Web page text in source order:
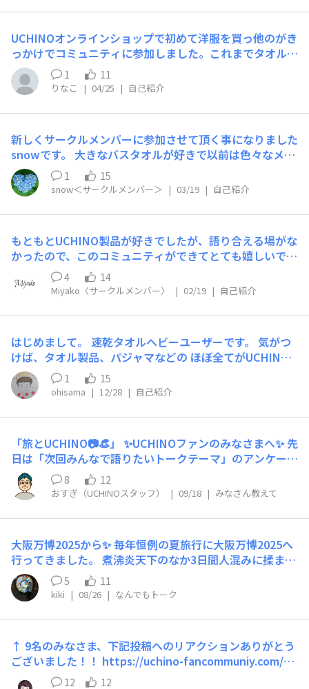
せん💧​可愛い！でも高い（泣）でも心地良さそう！でも高
す。​どうぞよろしくお願いします。​
UCHINOオンラインショップで初めて洋服を買っ他のがき
っかけでコミュニティに参加しました。これまでタオル、
トイレ用品、パジャマは買ったことがありますが、洋服は
初めてです。
1 11
りなこ | 04/25 | 自己紹介
新しくサークルメンバーに参加させて頂く事になりました
snowです。 大きなバスタオルが好きで以前は色々なメー
カーの商品を使用していましたが、今はUCHINOの沼にど
っぷりハマっています。 バスタオル以外にも魅力的な商
品が沢山あるので、自分好みの物を見つけながら皆さんに
もおススメ出来たらと思っています。 欲しい商品を全て
うなので 皆さんのおススメがあれば教えてくれると嬉し
いです！ 宜しくお願い致します。
1 15
snow＜サークルメンバー＞ | 03/19 | 自己紹介
もともとUCHINO製品が好きでしたが、語り合える場がな
かったので、このコミュニティができてとても嬉しいで
す。 まだ商品はそこまで多くは持っていませんが、少し
ずつ楽しみながら増やしていけたらいいなと思っていま
地良さって大事だな…と改めて感じています。 今年は旅
を狙っています。 趣味は料理や旅行など。ゆったりと過
ごす時間が好きです。 サークルメンバーとして活動させ
ていただくことになりました。どうぞよろしくお願いしま
す。 皆さんとゆるっと交流できたら嬉しいです。
4 14
Miyako〈サークルメンバー〉 | 02/19 | 自己紹介
はじめまして。 速乾タオルヘビーユーザーです。 気がつ
けば、タオル製品、パジャマなどの ほぼ全てがUCHINO
製品に囲まれている感じです。 どうぞよろしくお願いい
たします。
1 15
ohisama | 12/28 | 自己紹介
「旅とUCHINO📷👒」 ✨UCHINOファンのみなさまへ✨ 先
日は「次回みんなで語りたいトークテーマ」のアンケート
に参加頂きありがとうございました☆ https://uchino-fa
ncommuniy.com/announcements/8mojypniogzj2yez
投票の結果、今回選ばれたのは…… 「みんなは旅先にUC
HINO製品の何を持っていく？」 🧳✨ でした！ ですの
旅行のおともに選ぶのは、 ふわふわのタオル？それとも
癒しのパジャマ？ 「私はこれを持っていくよ！」という
エピソード、あるいは「これがあれば持っていきたい！」
などご要望あれば、ぜひコミュニティにシェアしてくださ
ると、 みんなで読んでわくわくできるはず！ みなさんの
「旅とUCHINO」のストーリーを楽しみにしています☺️
たくさんのコメントをお待ちしております！
8 12
おすぎ（UCHINOスタッフ） | 09/18 | みなさん教えて
大阪万博2025から✨ 毎年恒例の夏旅行に大阪万博2025へ
行ってきました。 煮沸炎天下のなか3日間人混みに揉まれ
パビリオンを廻ってきました。やはりUCHINOのゲストタ
オルとタオル地ハンカチが大活躍でした😊 ショルダー
バッグ👜のなかは軽くする(動き易くする為)のが良いです
ね(⁠｡⁠•̀⁠ᴗ⁠-⁠)⁠✧ 【タオル、マイボトル、ウェットティッシ
す。日傘は邪魔になりそうでしたので置いて行きました。
活躍してくれたストールです。頭から被りマスク替わりに
鼻と口元をカバーしてツバ広の帽子とサングラス😎 異
5 11
kiki | 08/26 | なんでもトーク
↑ 9名のみなさま、下記投稿へのリアクションありがとう
ございました！！ https://uchino-fancommuniy.com/an
nouncements/ddgzewavhbbqv7rk 刺しゅうをつけるな
12 12